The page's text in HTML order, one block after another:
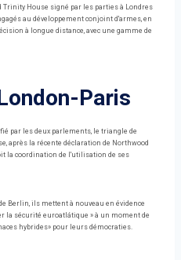
Trinity House signé par les parties à Londres
au développement conjoint d'armes, en
à longue distance, avec une gamme de
Paris
par les deux parlements, le triangle de
après la récente déclaration de Northwood
la coordination de l'utilisation de ses
Berlin, ils mettent à nouveau en évidence
la sécurité euroatlátique » à un moment de
hybrides» pour leurs démocraties.